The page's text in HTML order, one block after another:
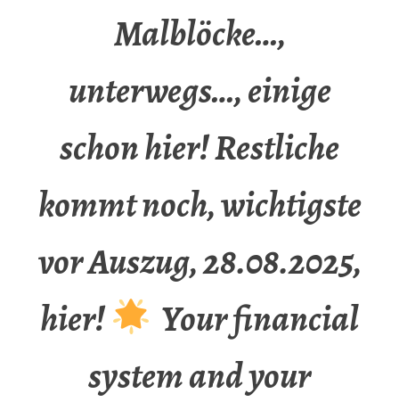
Malblöcke…,
unterwegs…, einige
schon hier! Restliche
kommt noch, wichtigste
vor Auszug, 28.08.2025,
hier!
Your financial
system and your